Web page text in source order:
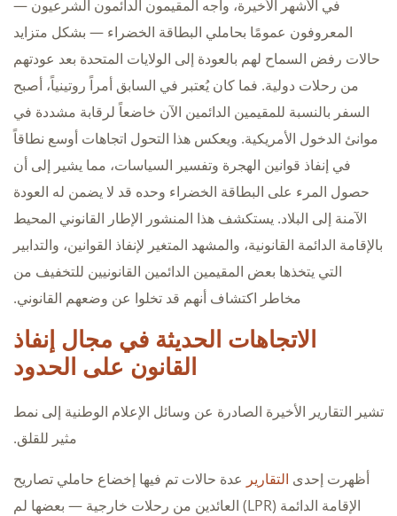
في الأشهر الأخيرة، واجه المقيمون الدائمون الشرعيون —
المعروفون عمومًا بحاملي البطاقة الخضراء — بشكل متزايد
حالات رفض السماح لهم بالعودة إلى الولايات المتحدة بعد عودتهم
من رحلات دولية. فما كان يُعتبر في السابق أمراً روتينياً، أصبح
السفر بالنسبة للمقيمين الدائمين الآن خاضعاً لرقابة مشددة في
موانئ الدخول الأمريكية. ويعكس هذا التحول اتجاهات أوسع نطاقاً
في إنفاذ قوانين الهجرة وتفسير السياسات، مما يشير إلى أن
حصول المرء على البطاقة الخضراء وحده قد لا يضمن له العودة
الآمنة إلى البلاد. يستكشف هذا المنشور الإطار القانوني المحيط
بالإقامة الدائمة القانونية، والمشهد المتغير لإنفاذ القوانين، والتدابير
التي يتخذها بعض المقيمين الدائمين القانونيين للتخفيف من
مخاطر اكتشاف أنهم قد تخلوا عن وضعهم القانوني.
الاتجاهات الحديثة في مجال إنفاذ
القانون على الحدود
تشير التقارير الأخيرة الصادرة عن وسائل الإعلام الوطنية إلى نمط
مثير للقلق.
أظهرت إحدى التقارير عدة حالات تم فيها إخضاع حاملي تصاريح
الإقامة الدائمة (LPR) العائدين من رحلات خارجية — بعضها لم